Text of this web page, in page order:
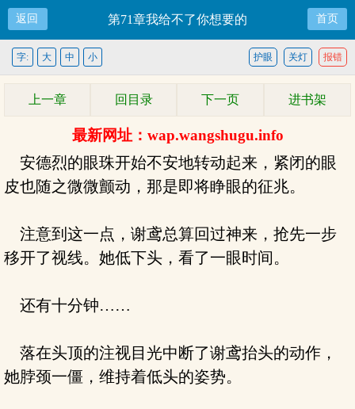
返回 第71章我给不了你想要的 首页
报错
关灯
护眼
字: 大 中 小
上一章 回目录 下一页 进书架
最新网址：wap.wangshugu.info
安德烈的眼珠开始不安地转动起来，紧闭的眼
皮也随之微微颤动，那是即将睁眼的征兆。
注意到这一点，谢鸢总算回过神来，抢先一步
移开了视线。她低下头，看了一眼时间。
还有十分钟……
落在头顶的注视目光中断了谢鸢抬头的动作，
她脖颈一僵，维持着低头的姿势。